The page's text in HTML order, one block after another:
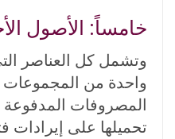
خامساً: الأصول
وتشمل كل العناصر
واحدة من المجموعات
المصروفات المدفوعة
تحميلها على إيرادات